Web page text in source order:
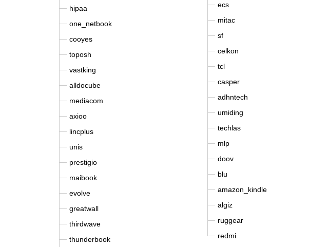
hipaa
one_netbook
cooyes
toposh
vastking
alldocube
mediacom
axioo
lincplus
unis
prestigio
maibook
evolve
greatwall
thirdwave
thunderbook
ecs
mitac
sf
celkon
tcl
casper
adhntech
umiding
techlas
mlp
doov
blu
amazon_kindle
algiz
ruggear
redmi